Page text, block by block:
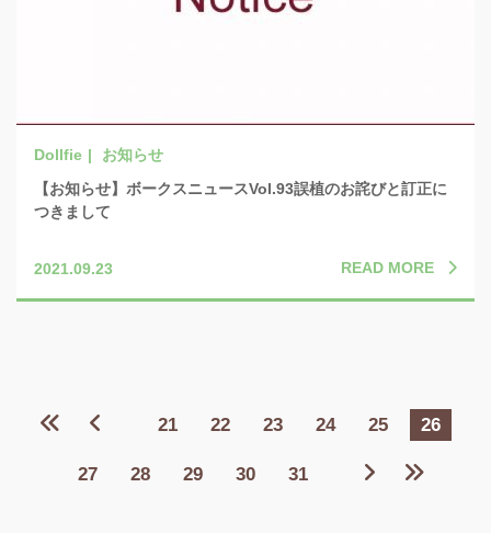
お知らせ
【お知らせ】ボークスニュースVol.93誤植のお詫びと訂正に
つきまして
2021.09.23 READ MORE
21 22 23 24 25 26
27 28 29 30 31